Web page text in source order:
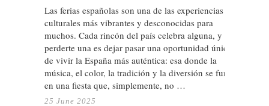
Las ferias españolas son una de las experiencias
culturales más vibrantes y desconocidas para
muchos. Cada rincón del país celebra alguna, y
perderte una es dejar pasar una oportunidad única
de vivir la España más auténtica: esa donde la
música, el color, la tradición y la diversión se funden
en una fiesta que, simplemente, no …
25 June 2025